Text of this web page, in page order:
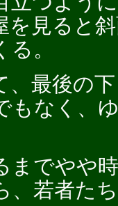
見ると
。
最後の
もなく、
でやや
、若者た